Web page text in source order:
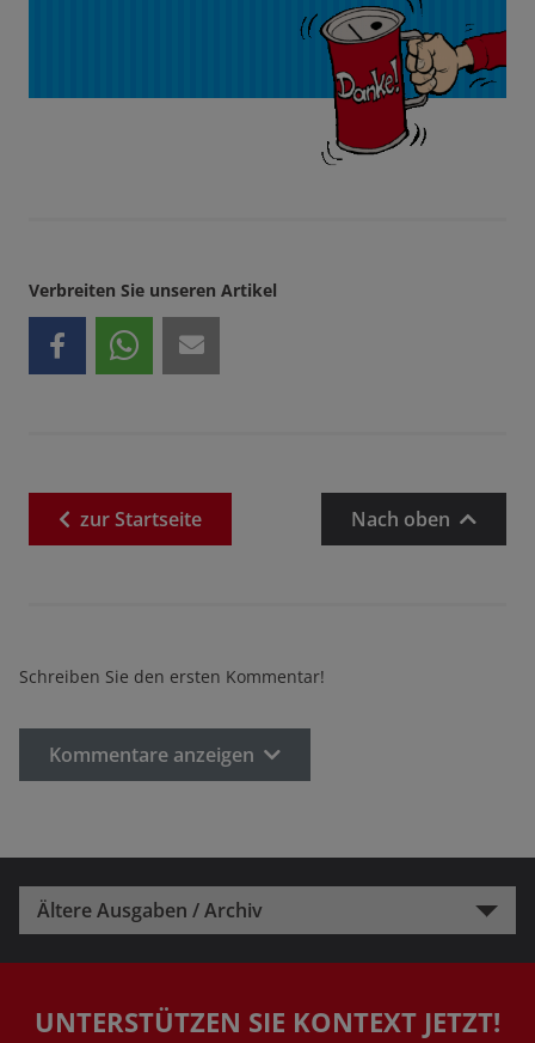
Verbreiten Sie unseren Artikel
zurStartseite Nach oben
Schreiben Sie den ersten Kommentar!
Kommentare anzeigen
Ältere Ausgaben / Archiv
UNTERSTÜTZEN SIE KONTEXT JETZT!